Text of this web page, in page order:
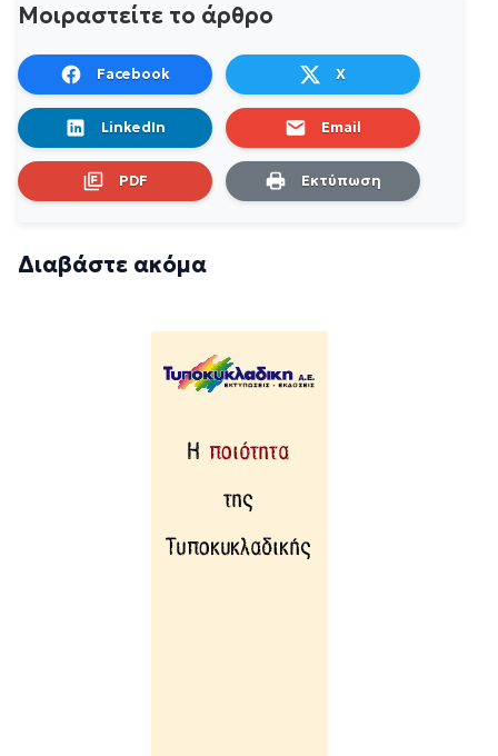
Μοιραστείτε το άρθρο
Facebook X
LinkedIn Email
PDF Εκτύπωση
Διαβάστε ακόμα